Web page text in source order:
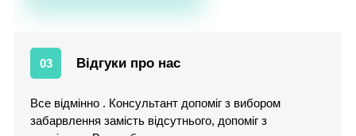
03 Відгуки про нас
Все відмінно . Консультант допоміг з вибором
забарвлення замість відсутнього, допоміг з